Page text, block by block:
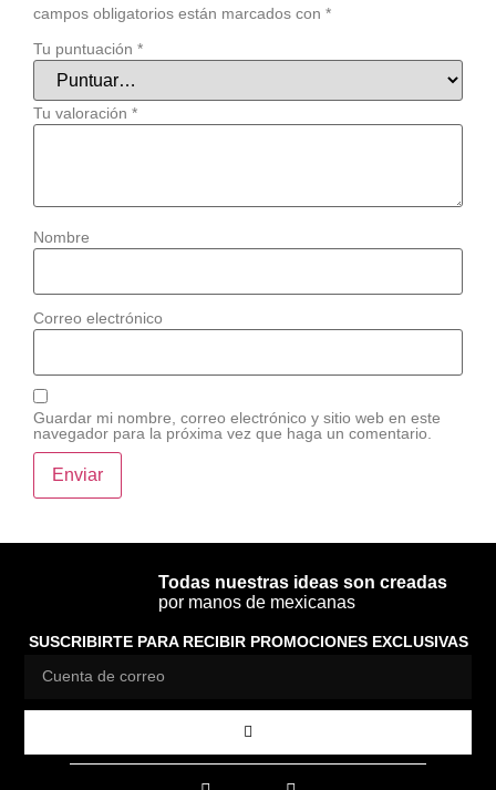
campos obligatorios están marcados con *
Tu puntuación *
Tu valoración *
Nombre
Correo electrónico
Guardar mi nombre, correo electrónico y sitio web en este
navegador para la próxima vez que haga un comentario.
Todas nuestras ideas son creadas
por manos de mexicanas
SUSCRIBIRTE PARA RECIBIR PROMOCIONES EXCLUSIVAS